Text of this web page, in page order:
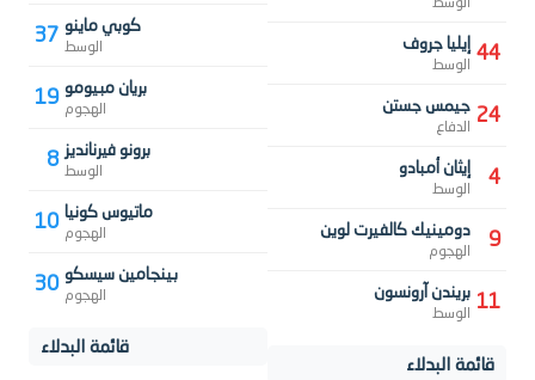
37 كوبي ماينو
الوسط
19 بريان مبيومو
الهجوم
8 برونو فيرنانديز
الوسط
10 ماتيوس كونيا
الهجوم
30 بينجامين سيسكو
الهجوم
قائمة البدلاء
44 إيليا جروف
الوسط
24 جيمس جستن
الدفاع
4 إيثان أمبادو
الوسط
9 دومينيك كالفيرت لوين
الهجوم
11 بريندن آرونسون
الوسط
قائمة البدلاء